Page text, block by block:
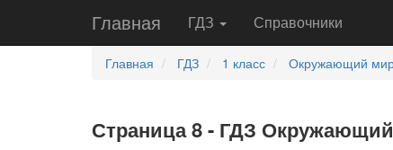
Главная ГДЗ Справочники
Главная ГДЗ 1 класс Окружающий
Страница 8 - ГДЗ